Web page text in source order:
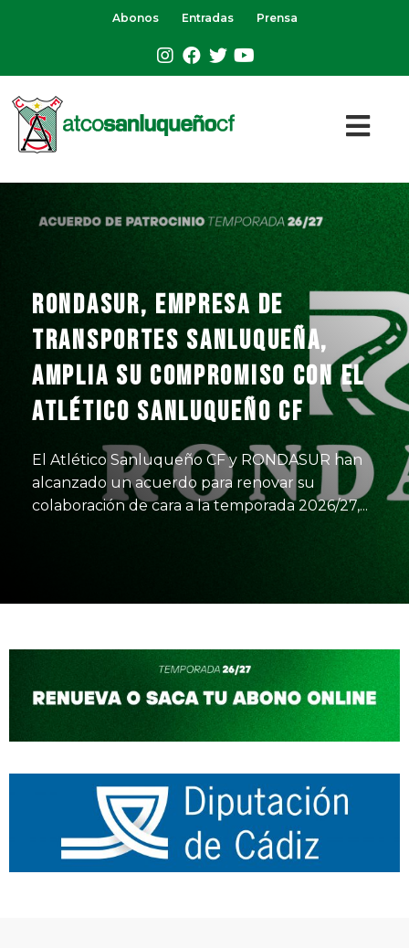
Abonos Entradas Prensa
RONDASUR, empresa de
transportes sanluqueña,
amplia su compromiso con el
Atlético Sanluqueño CF
El Atlético Sanluqueño CF y RONDASUR han
alcanzado un acuerdo para renovar su
colaboración de cara a la temporada 2026/27,...